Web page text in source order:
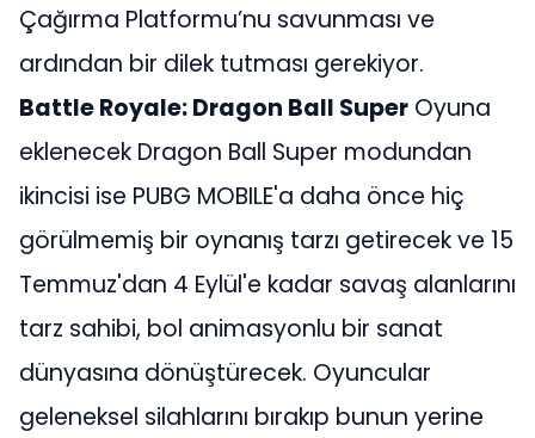
Çağırma Platformu’nu savunması ve
ardından bir dilek tutması gerekiyor.
Battle Royale: Dragon Ball Super Oyuna
eklenecek Dragon Ball Super modundan
ikincisi ise PUBG MOBILE'a daha önce hiç
görülmemiş bir oynanış tarzı getirecek ve 15
Temmuz'dan 4 Eylül'e kadar savaş alanlarını
tarz sahibi, bol animasyonlu bir sanat
dünyasına dönüştürecek. Oyuncular
geleneksel silahlarını bırakıp bunun yerine